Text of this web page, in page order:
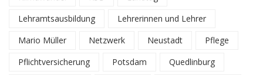
Lehramtsausbildung
Lehrerinnen und Lehrer
Mario Müller
Netzwerk Neustadt
Pflege
Pflichtversicherung
Potsdam
Quedlinburg